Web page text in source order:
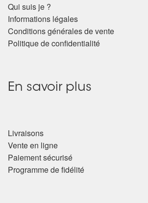
Qui suis je ?
Informations légales
Conditions générales de vente
Politique de confidentialité
En savoir plus
Livraisons
Vente en ligne
Paiement sécurisé
Programme de fidélité